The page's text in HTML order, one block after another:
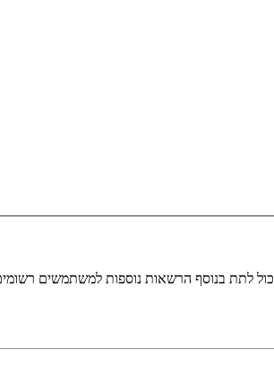
לתת בנוסף הרשאות נוספות למשתמשים